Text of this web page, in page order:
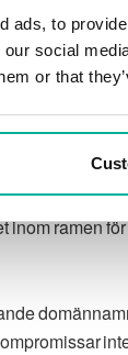
ads, to
social
or that
ramen